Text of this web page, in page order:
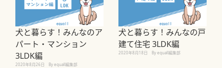
犬と暮らす！みんなのア
パート・マンション
3LDK編
2020年8月26日 By equall編集部
犬と暮らす！みんなの戸
建て住宅 3LDK編
2020年8月18日 By equall編集部